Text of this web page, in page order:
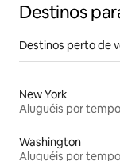
Destinos
Destinos perto de
New York
Aluguéis por
Washington
Aluguéis por